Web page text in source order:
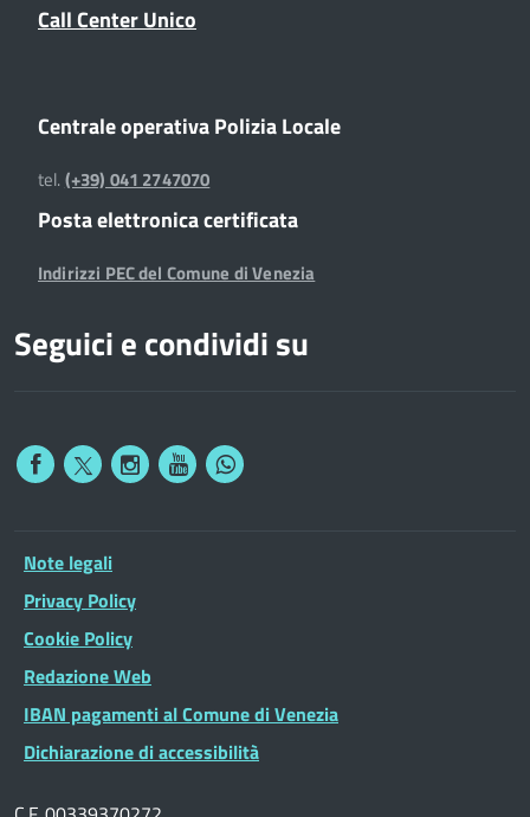
Call Center Unico
Centrale operativa Polizia Locale
tel.(+39) 041 2747070
Posta elettronica certificata
Indirizzi PEC del Comune di Venezia
Seguici e condividi su
Note legali
Privacy Policy
Cookie Policy
Redazione Web
IBAN pagamenti al Comune di Venezia
Dichiarazione di accessibilità